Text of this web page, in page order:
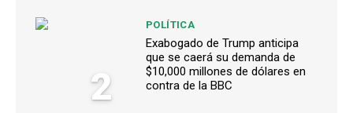
2
POLÍTICA
Exabogado de Trump anticipa
que se caerá su demanda de
$10,000 millones de dólares en
contra de la BBC